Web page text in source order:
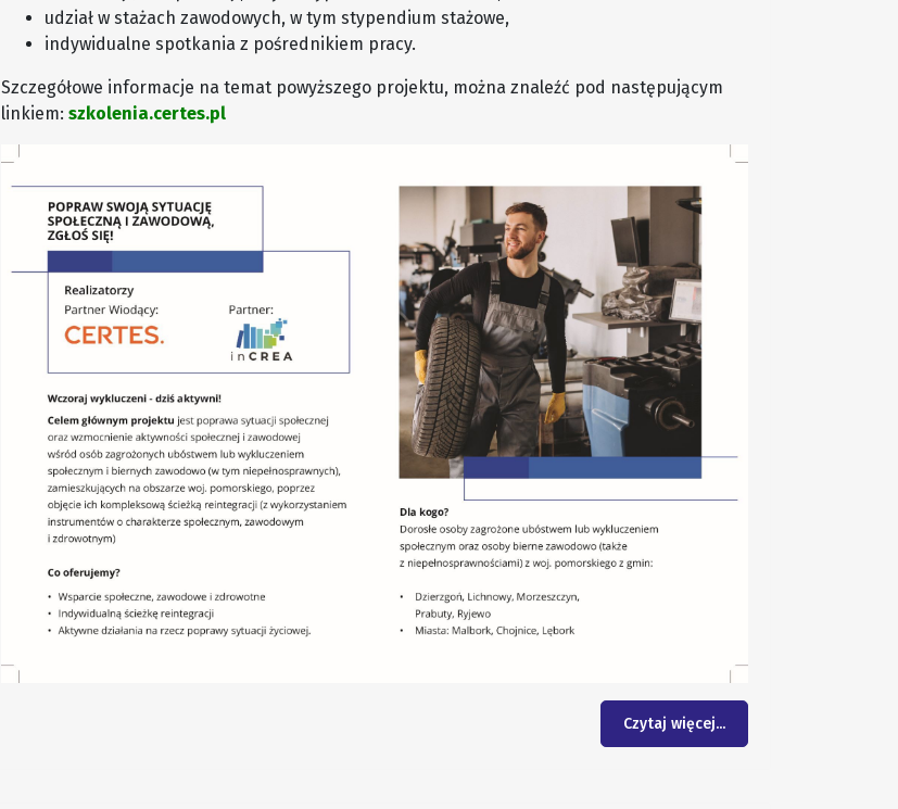
udział w stażach zawodowych, w tym stypendium stażowe,
indywidualne spotkania z pośrednikiem pracy.
Szczegółowe informacje na temat powyższego projektu, można znaleźć pod następującym
linkiem: szkolenia.certes.pl
Czytaj więcej...